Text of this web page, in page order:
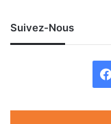
Suivez-Nous